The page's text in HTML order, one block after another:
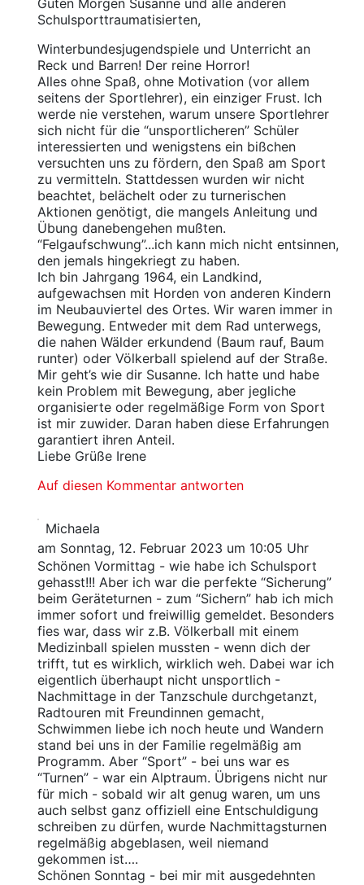
Guten Morgen Susanne und alle anderen
Schulsporttraumatisierten,
Winterbundesjugendspiele und Unterricht an
Reck und Barren! Der reine Horror!
Alles ohne Spaß, ohne Motivation (vor allem
seitens der Sportlehrer), ein einziger Frust. Ich
werde nie verstehen, warum unsere Sportlehrer
sich nicht für die “unsportlicheren” Schüler
interessierten und wenigstens ein bißchen
versuchten uns zu fördern, den Spaß am Sport
zu vermitteln. Stattdessen wurden wir nicht
beachtet, belächelt oder zu turnerischen
Aktionen genötigt, die mangels Anleitung und
Übung danebengehen mußten.
“Felgaufschwung”...ich kann mich nicht entsinnen,
den jemals hingekriegt zu haben.
Ich bin Jahrgang 1964, ein Landkind,
aufgewachsen mit Horden von anderen Kindern
im Neubauviertel des Ortes. Wir waren immer in
Bewegung. Entweder mit dem Rad unterwegs,
die nahen Wälder erkundend (Baum rauf, Baum
runter) oder Völkerball spielend auf der Straße.
Mir geht’s wie dir Susanne. Ich hatte und habe
kein Problem mit Bewegung, aber jegliche
organisierte oder regelmäßige Form von Sport
ist mir zuwider. Daran haben diese Erfahrungen
garantiert ihren Anteil.
Liebe Grüße Irene
Auf diesen Kommentar antworten
Michaela
am Sonntag, 12. Februar 2023 um 10:05 Uhr
Schönen Vormittag - wie habe ich Schulsport
gehasst!!! Aber ich war die perfekte “Sicherung”
beim Geräteturnen - zum “Sichern” hab ich mich
immer sofort und freiwillig gemeldet. Besonders
fies war, dass wir z.B. Völkerball mit einem
Medizinball spielen mussten - wenn dich der
trifft, tut es wirklich, wirklich weh. Dabei war ich
eigentlich überhaupt nicht unsportlich -
Nachmittage in der Tanzschule durchgetanzt,
Radtouren mit Freundinnen gemacht,
Schwimmen liebe ich noch heute und Wandern
stand bei uns in der Familie regelmäßig am
Programm. Aber “Sport” - bei uns war es
“Turnen” - war ein Alptraum. Übrigens nicht nur
für mich - sobald wir alt genug waren, um uns
auch selbst ganz offiziell eine Entschuldigung
schreiben zu dürfen, wurde Nachmittagsturnen
regelmäßig abgeblasen, weil niemand
gekommen ist….
Schönen Sonntag - bei mir mit ausgedehnten